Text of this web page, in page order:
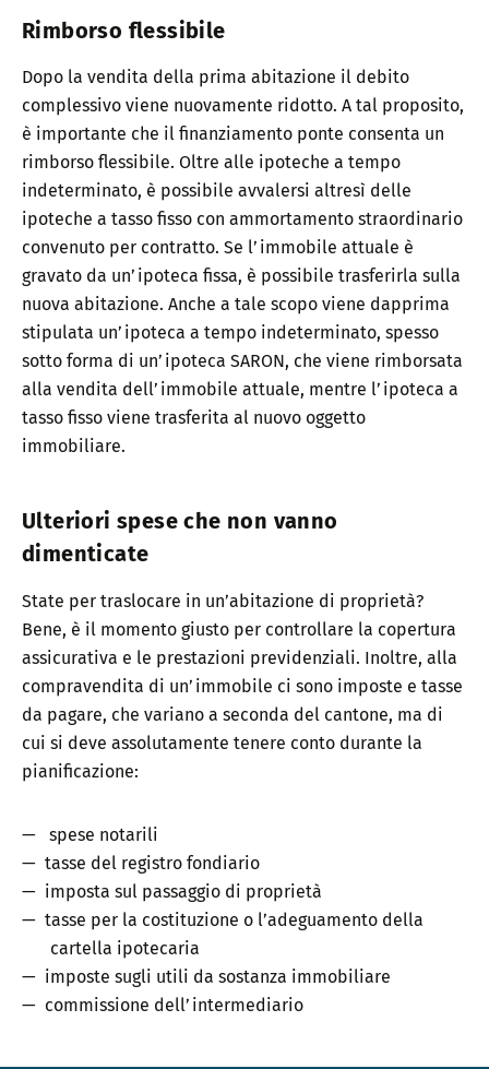
Rimborso flessibile
Dopo la vendita della prima abitazione il debito
complessivo viene nuovamente ridotto. A tal proposito,
è importante che il finanziamento ponte consenta un
rimborso flessibile. Oltre alle ipoteche a tempo
indeterminato, è possibile avvalersi altresì delle
ipoteche a tasso fisso con ammortamento straordinario
convenuto per contratto. Se l’immobile attuale è
gravato da un’ipoteca fissa, è possibile trasferirla sulla
nuova abitazione. Anche a tale scopo viene dapprima
stipulata un’ipoteca a tempo indeterminato, spesso
sotto forma di un’ipoteca SARON, che viene rimborsata
alla vendita dell’immobile attuale, mentre l’ipoteca a
tasso fisso viene trasferita al nuovo oggetto
immobiliare.
Ulteriori spese che non vanno
dimenticate
State per traslocare in un’abitazione di proprietà?
Bene, è il momento giusto per controllare la copertura
assicurativa e le prestazioni previdenziali. Inoltre, alla
compravendita di un’immobile ci sono imposte e tasse
da pagare, che variano a seconda del cantone, ma di
cui si deve assolutamente tenere conto durante la
pianificazione:
spese notarili
tasse del registro fondiario
imposta sul passaggio di proprietà
tasse per la costituzione o l’adeguamento della
cartella ipotecaria
imposte sugli utili da sostanza immobiliare
commissione dell’intermediario